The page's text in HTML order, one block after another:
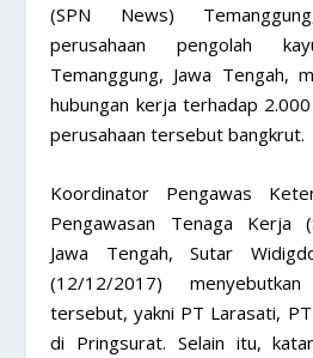
(SPN News)
perusahaan pengolah
Temanggung, Jawa Tengah,
hubungan kerja terhadap
perusahaan tersebut bangkrut.
Koordinator Pengawas
Pengawasan Tenaga Kerja
Jawa Tengah, Sutar
(12/12/2017)
tersebut, yakni PT Larasati,
di Pringsurat. Selain itu,